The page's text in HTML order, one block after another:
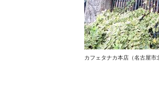
カフェタナカ本店（名古屋市